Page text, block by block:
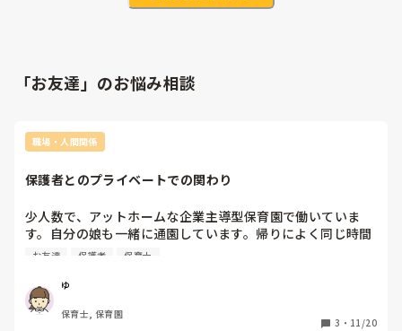
「お友達」のお悩み相談
職場・人間関係
保護者とのプライベートでの関わり
少人数で、アットホームな企業主導型保育園で働いていま
す。自分の娘も一緒に通園しています。帰りによく同じ時間
になる保護者の方がいて、子ども同士がすごく仲良しでよく
二歳児までの園なので来年からは認可の保育園にバラバラに
なるので寂しいねとお互いによく言っていました。
その子のお母さんから「うちの子、こんなにお友達と仲良く
お友達 保護者 保育士
ゆ
保育士, 保育園
3 ・ 11/20